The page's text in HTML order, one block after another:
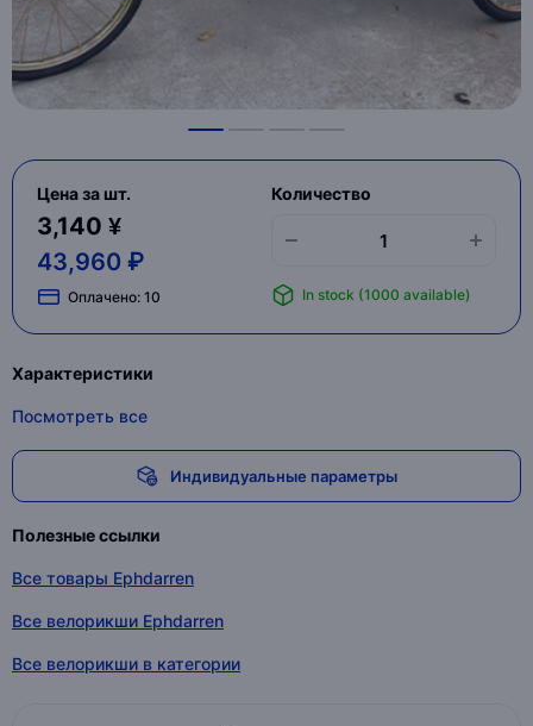
Цена за шт.
3,140 ¥
43,960 ₽
Оплачено: 10
Количество
In stock (1000 available)
Характеристики
Посмотреть все
Индивидуальные параметры
Полезные ссылки
Все товары Ephdarren
Все велорикши Ephdarren
Все велорикши в категории